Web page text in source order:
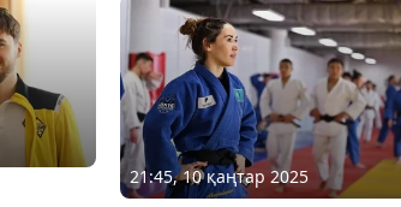
21:45, 10 қаңтар 2025